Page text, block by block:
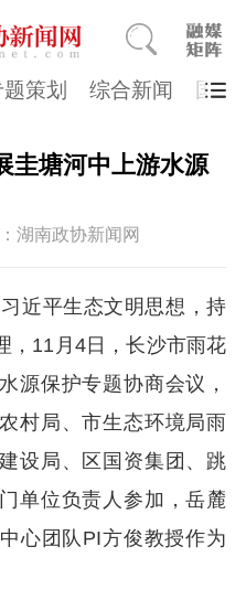
策划 综合新闻 国医
圭塘河中上游水源
湖南政协新闻网
近平生态文明思想，持
，11月4日，长沙市雨花
源保护专题协商会议，
村局、市生态环境局雨
设局、区国资集团、跳
单位负责人参加，岳麓
心团队PI方俊教授作为